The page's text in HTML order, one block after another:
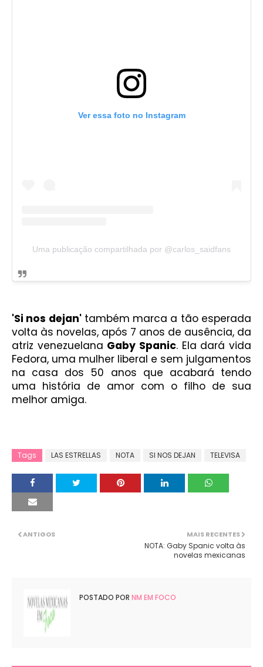
Ver essa foto no Instagram
Uma publicação compartilhada por @carlos_saidfans
'Si nos dejan'também marca a tão esperada
volta às novelas, após 7 anos de ausência, da
atriz venezuelana Gaby Spanic. Ela dará vida
Fedora, uma mulher liberal e sem julgamentos
na casa dos 50 anos que acabará tendo
uma história de amor com o filho de sua
melhor amiga.
Tags LAS ESTRELLAS NOTA SI NOS DEJAN TELEVISA
MAIS RECENTES
NOTA: Gaby Spanic volta às
novelas mexicanas
ANTIGOS
POSTADO POR NM EM FOCO